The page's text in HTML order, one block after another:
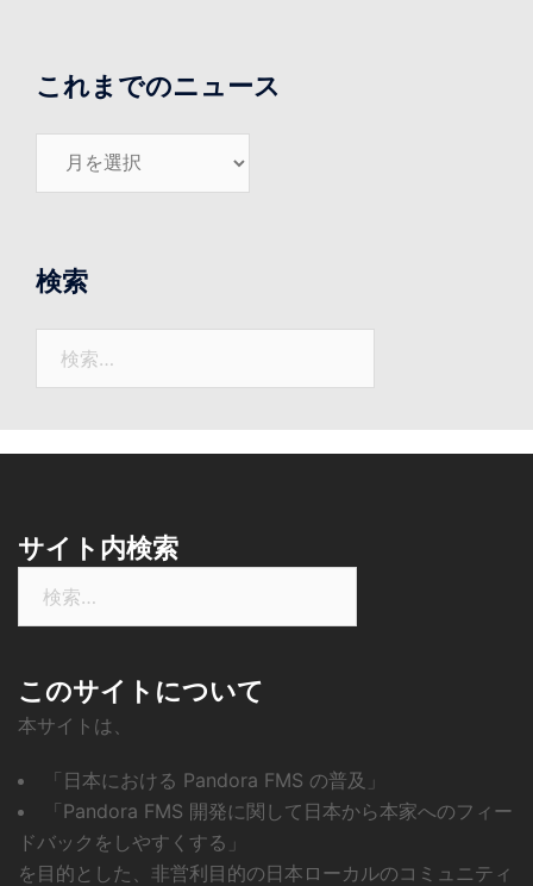
これまでのニュース
の
ュ
検索
サイト内検索
このサイトについて
本サイトは、
「日本における Pandora FMS の普及」
「Pandora FMS 開発に関して日本から本家へのフィー
ドバックをしやすくする」
を目的とした、非営利目的の日本ローカルのコミュニティ